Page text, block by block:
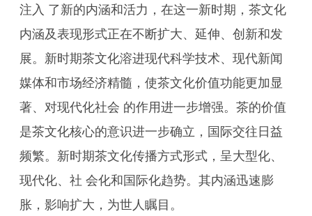
注入 了新的内涵和活力，在这一新时期，茶文化
内涵及表现形式正在不断扩大、延伸、创新和发
展。新时期茶文化溶进现代科学技术、现代新闻
媒体和市场经济精髓，使茶文化价值功能更加显
著、对现代化社会 的作用进一步增强。茶的价值
是茶文化核心的意识进一步确立，国际交往日益
频繁。新时期茶文化传播方式形式，呈大型化、
现代化、社 会化和国际化趋势。其内涵迅速膨
胀，影响扩大，为世人瞩目。